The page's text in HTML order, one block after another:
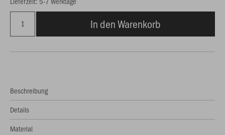
In den Warenkorb
Beschreibung
Details
Material